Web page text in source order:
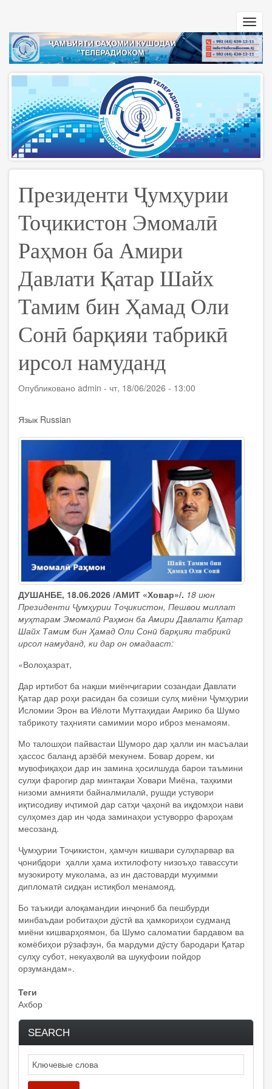
основному
содержанию
Президенти Ҷумҳурии
Тоҷикистон Эмомалӣ
Раҳмон ба Амири
Давлати Қатар Шайх
Тамим бин Ҳамад Оли
Сонӣ барқияи табрикӣ
ирсол намуданд
Опубликовано admin - чт, 18/06/2026 - 13:00
Язык Russian
ДУШАНБЕ, 18.06.2026 /АМИТ «Ховар»/. 18 июн
Президенти Ҷумҳурии Тоҷикистон, Пешвои миллат
муҳтарам Эмомалӣ Раҳмон ба Амири Давлати Қатар
Шайх Тамим бин Ҳамад Оли Сонӣ барқияи табрикӣ
ирсол намуданд, ки дар он омадааст:
«Волоҳазрат,
Дар иртибот ба нақши миёнҷигарии созандаи Давлати
Қатар дар роҳи расидан ба созиши сулҳ миёни Ҷумҳурии
Исломии Эрон ва Иёлоти Муттаҳидаи Амрико ба Шумо
табрикоту таҳнияти самимии моро иброз менамоям.
Мо талошҳои пайвастаи Шуморо дар ҳалли ин масъалаи
ҳассос баланд арзёбӣ мекунем. Бовар дорем, ки
мувофиқаҳои дар ин замина ҳосилшуда барои таъмини
сулҳи фарогир дар минтақаи Ховари Миёна, таҳкими
низоми амнияти байналмилалӣ, рушди устувори
иқтисодиву иҷтимоӣ дар сатҳи ҷаҳонӣ ва иқдомҳои нави
сулҳомез дар ин ҷода заминаҳои устуворро фароҳам
месозанд.
Ҷумҳурии Тоҷикистон, ҳамчун кишвари сулҳпарвар ва
ҷонибдори ҳалли ҳама ихтилофоту низоъҳо тавассути
музокироту муколама, аз ин дастоварди муҳимми
дипломатӣ сидқан истиқбол менамояд.
Бо таъкиди алоқамандии инҷониб ба пешбурди
минбаъдаи робитаҳои дӯстӣ ва ҳамкориҳои судманд
миёни кишварҳоямон, ба Шумо саломатии бардавом ва
комёбиҳои рӯзафзун, ба мардуми дӯсту бародари Қатар
сулҳу субот, некуаҳволӣ ва шукуфоии пойдор
орзумандам».
Теги
Ахбор
SEARCH
Search